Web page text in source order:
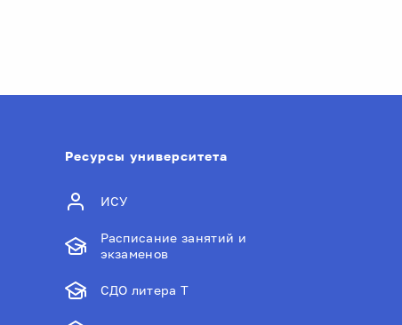
Ресурсы университета
ИСУ
Расписание занятий и
экзаменов
СДО литера Т